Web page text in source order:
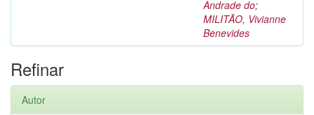
Andrade do;
MILITÃO, Vivianne
Benevides
Refinar
Autor